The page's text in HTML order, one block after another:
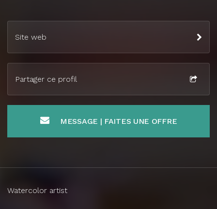
Site web
Partager ce profil
MESSAGE | FAITES UNE OFFRE
Watercolor artist